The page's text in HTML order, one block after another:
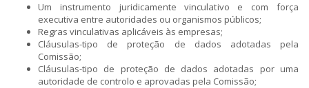
Um instrumento juridicamente vinculativo e com força
executiva entre autoridades ou organismos públicos;
Regras vinculativas aplicáveis às empresas;
Cláusulas-tipo de proteção de dados adotadas pela
Comissão;
Cláusulas-tipo de proteção de dados adotadas por uma
autoridade de controlo e aprovadas pela Comissão;